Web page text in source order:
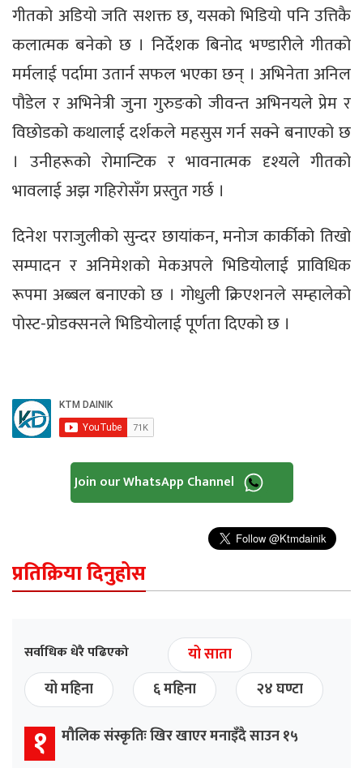
गीतको अडियो जति सशक्त छ, यसको भिडियो पनि उत्तिकै
कलात्मक बनेको छ । निर्देशक बिनोद भण्डारीले गीतको
मर्मलाई पर्दामा उतार्न सफल भएका छन् । अभिनेता अनिल
पौडेल र अभिनेत्री जुना गुरुङको जीवन्त अभिनयले प्रेम र
विछोडको कथालाई दर्शकले महसुस गर्न सक्ने बनाएको छ
। उनीहरूको रोमान्टिक र भावनात्मक दृश्यले गीतको
भावलाई अझ गहिरोसँग प्रस्तुत गर्छ ।
दिनेश पराजुलीको सुन्दर छायांकन, मनोज कार्कीको तिखो
सम्पादन र अनिमेशको मेकअपले भिडियोलाई प्राविधिक
रूपमा अब्बल बनाएको छ । गोधुली क्रिएशनले सम्हालेको
पोस्ट-प्रोडक्सनले भिडियोलाई पूर्णता दिएको छ ।
Join our WhatsApp Channel
प्रतिक्रिया दिनुहोस
सर्वाधिक धेरै पढिएको
यो साता
यो महिना
६ महिना २४ घण्टा
१ मौलिक संस्कृतिः खिर खाएर मनाइँदै साउन १५